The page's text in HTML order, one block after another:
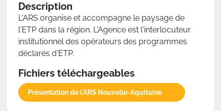
Description
L'ARS organise et accompagne le paysage de
l'ETP dans la région. L'Agence est l'interlocuteur
institutionnel des opérateurs des programmes
déclarés d'ETP.
Fichiers téléchargeables
Présentation de l'ARS Nouvelle-Aquitaine